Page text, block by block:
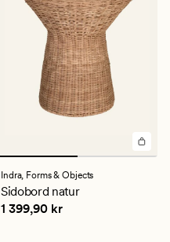
Indra, Forms & Objects
Sidobord natur
Pris 1 399,90 kr
1 399,90 kr